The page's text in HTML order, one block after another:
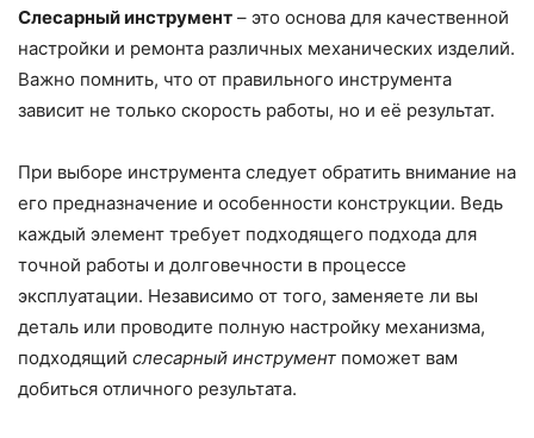
Слесарный инструмент – это основа для качественной
настройки и ремонта различных механических изделий.
Важно помнить, что от правильного инструмента
зависит не только скорость работы, но и её результат.
При выборе инструмента следует обратить внимание на
его предназначение и особенности конструкции. Ведь
каждый элемент требует подходящего подхода для
точной работы и долговечности в процессе
эксплуатации. Независимо от того, заменяете ли вы
деталь или проводите полную настройку механизма,
подходящий слесарный инструмент поможет вам
добиться отличного результата.